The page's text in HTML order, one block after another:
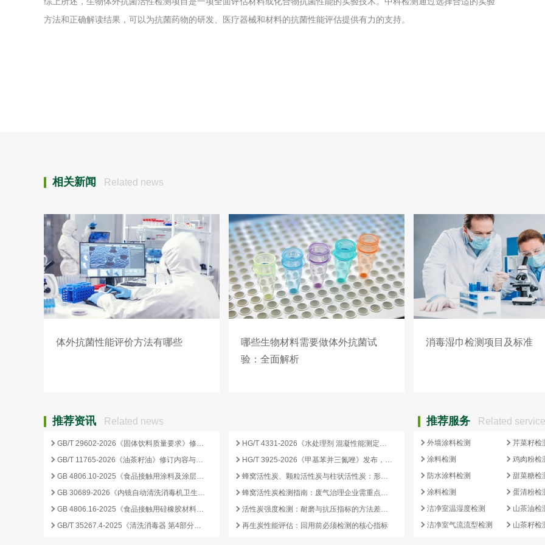
方法和正确解读结果，可以为抗菌药物的研发、医疗器械和材料的抗菌性能评估提供有力的支持。
相关新闻 Related news
体外抗菌性能评价方法有哪些
哪些生物材料需要做体外抗菌试
验：全面解析
消毒湿巾检测项目及标准
推荐资讯 Related news 推荐服务 Related service
GB/T 29602-2026《固体饮料质量要求》修订要点与企业合规应对
GB/T 11765-2026《油茶籽油》修订内容与产业影响分析
GB 4806.10-2025《食品接触用涂料及涂层》标准核心变化解析
GB 30689-2026《内镜自动清洗消毒机卫生要求》解读与检测合规要点
GB 4806.16-2025《食品接触用硅橡胶材料及制品》标准解析
GB/T 35267.4-2025《清洗消毒器 第4部分：内镜清洗消毒器》标准解读与检测项目清单
HG/T 4331-2026《水处理剂 混凝性能测定方法》发布，2026 年 12 月 1 日起实施
HG/T 3925-2026《甲基苯并三氮唑》发布，2026 年 12 月 1 日起实施
蜂窝活性炭、颗粒活性炭与柱状活性炭：形态差异与检测重点对照
蜂窝活性炭检测指南：废气治理企业需重点关注的5项核心指标
活性炭强度检测：耐磨与抗压指标的方法差异及验收意义
再生炭性能评估：回用前必须检测的核心指标
外墙涂料检测
涂料检测
防水涂料检测
涂料检测
洁净室温湿度检测
洁净室气流流型检测
芹菜籽检
鸡肉粉检
甜菜糖检
蛋清粉检
山茶油检
山茶籽检